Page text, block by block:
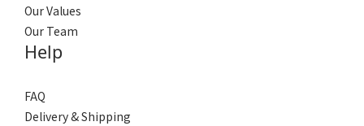
Our Values
Our Team
Help
FAQ
Delivery & Shipping